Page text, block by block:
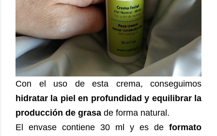
Con el uso de esta crema, conseguimos
hidratar la piel en profundidad y equilibrar la
producción de grasa de forma natural.
El envase contiene 30 ml y es de formato